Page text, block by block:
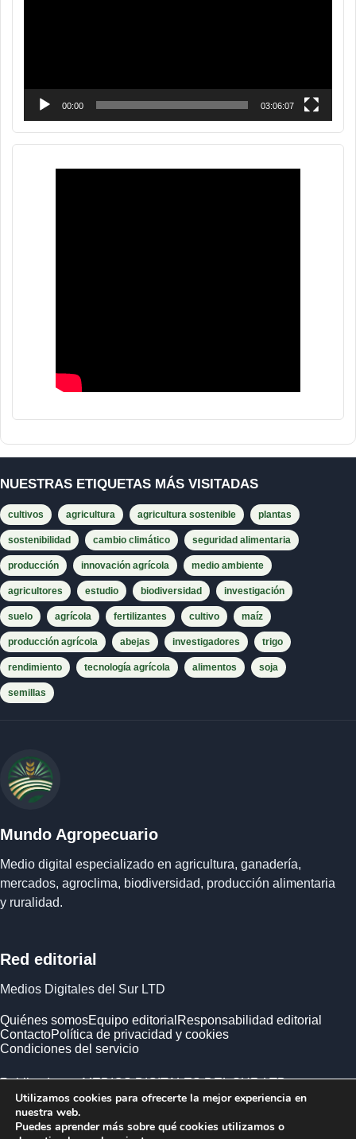
00:00 03:06:07
NUESTRAS ETIQUETAS MÁS VISITADAS
cultivos agricultura agricultura sostenible plantas
sostenibilidad cambio climático seguridad alimentaria
producción innovación agrícola medio ambiente
agricultores estudio biodiversidad investigación
suelo agrícola fertilizantes cultivo maíz
producción agrícola abejas investigadores trigo
rendimiento tecnología agrícola alimentos soja
semillas
Mundo Agropecuario
Medio digital especializado en agricultura, ganadería,
mercados, agroclima, biodiversidad, producción alimentaria
y ruralidad.
Red editorial
Medios Digitales del Sur LTD
Quiénes somosEquipo editorial Responsabilidad editorial
ContactoPolítica de privacidad y cookies
Condiciones del servicio
Publicado por MEDIOS DIGITALES DEL SUR LTD ·
Empresa registrada en Inglaterra y Gales.
Utilizamos cookies para ofrecerte la mejor experiencia en
nuestra web.
Puedes aprender más sobre qué cookies utilizamos o